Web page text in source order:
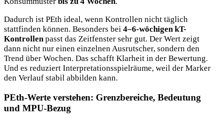
Dadurch ist PEth ideal, wenn Kontrollen nicht täglich
stattfinden können. Besonders bei 4–6-wöchigen kT-
Kontrollen passt das Zeitfenster sehr gut. Der Wert zeigt
dann nicht nur einen einzelnen Ausrutscher, sondern den
Trend über Wochen. Das schafft Klarheit in der Bewertung.
Und es reduziert Interpretationsspielräume, weil der Marker
den Verlauf stabil abbilden kann.
PEth-Werte verstehen: Grenzbereiche, Bedeutung
und MPU-Bezug